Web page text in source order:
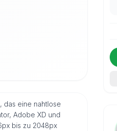
das eine nahtlose
Adobe XD und
bis zu 2048px